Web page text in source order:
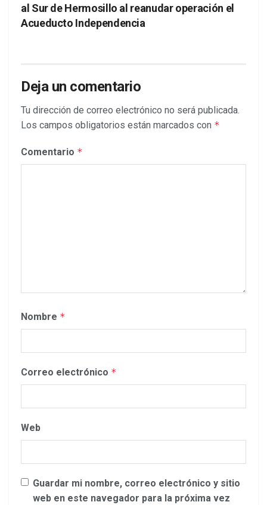
al Sur de Hermosillo al reanudar operación el
Acueducto Independencia
Deja un comentario
Tu dirección de correo electrónico no será publicada.
Los campos obligatorios están marcados con *
Comentario *
Nombre *
Correo electrónico *
Web
Guardar mi nombre, correo electrónico y sitio
web en este navegador para la próxima vez